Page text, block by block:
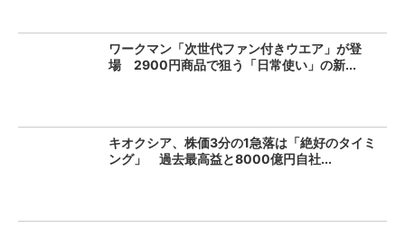
ワークマン「次世代ファン付きウエア」が登
場 2900円商品で狙う「日常使い」の新...
キオクシア、株価3分の1急落は「絶好のタイミ
ング」 過去最高益と8000億円自社...